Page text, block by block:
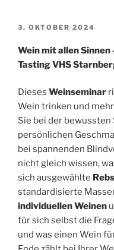
VERÖFFENTLICHT
3. OKTOBER 2024
Wein mit allen
Tasting VHS
Dieses Weinseminar
Wein trinken und
Sie bei der bewussten
persönlichen
bei spannenden
nicht gleich wissen,
sich ausgewählte
standardisierte
individuellen Weinen
für sich selbst die
und was einen Wein